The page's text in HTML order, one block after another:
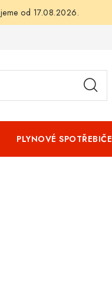
od 17.08.2026.
PLYNOVÉ SPOTŘEBIČE